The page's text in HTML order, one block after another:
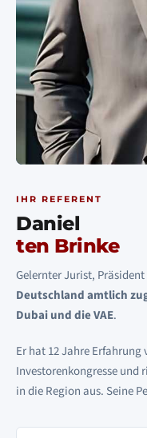
IHR REFERENT
Daniel
ten Brinke
Gelernter Jurist, Präsident
Deutschland amtlich
Dubai und die VAE.
Er hat 12 Jahre
Investorenkongresse
in die Region aus. Seine